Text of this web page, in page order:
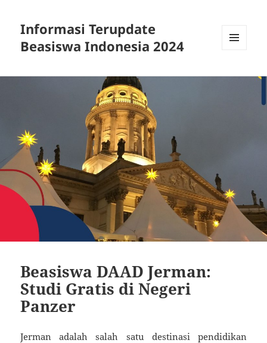
Informasi Terupdate
Beasiswa Indonesia 2024
WIDGETS
Beasiswa DAAD Jerman:
Studi Gratis di Negeri
Panzer
Jerman adalah salah satu destinasi pendidikan